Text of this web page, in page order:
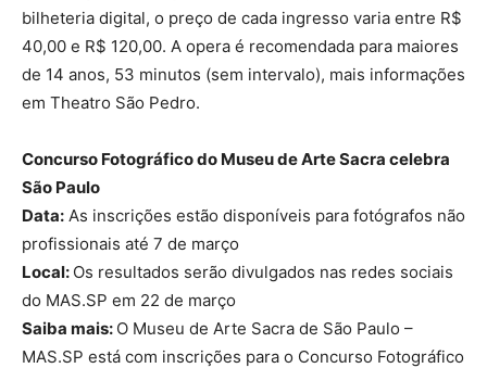
bilheteria digital, o preço de cada ingresso varia entre R$
40,00 e R$ 120,00. A opera é recomendada para maiores
de 14 anos, 53 minutos (sem intervalo), mais informações
em Theatro São Pedro.
Concurso Fotográfico do Museu de Arte Sacra celebra
São Paulo
Data: As inscrições estão disponíveis para fotógrafos não
profissionais até 7 de março
Local: Os resultados serão divulgados nas redes sociais
do MAS.SP em 22 de março
Saiba mais: O Museu de Arte Sacra de São Paulo –
MAS.SP está com inscrições para o Concurso Fotográfico